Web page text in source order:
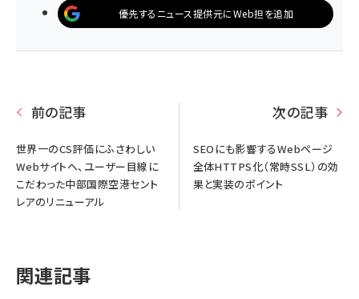
優先するニュース提供元にWeb担を追加
前の記事
世界一のCS評価にふさわしい
Webサイトへ、ユーザー目線に
こだわった中部国際空港セント
レアのリニューアル
次の記事
SEOにも影響するWebページ
全体HTTPS化（常時SSL）の効
果と実装のポイント
関連記事